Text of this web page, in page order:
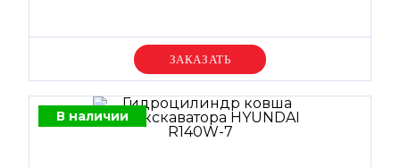
Уточняйте цену
В наличии